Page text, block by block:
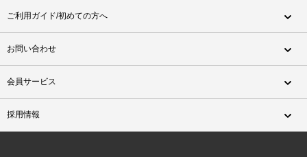
ご利用ガイド/初めての方へ
お問い合わせ
会員サービス
採用情報